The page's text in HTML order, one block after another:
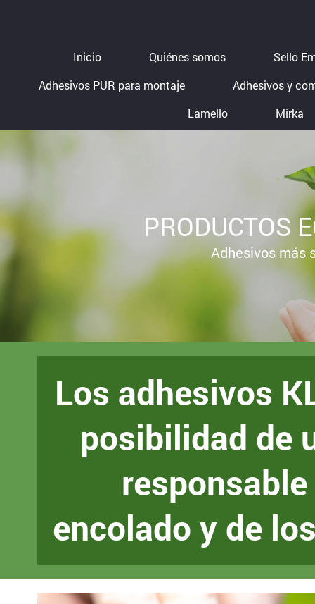
Inicio Quiénes somos
Sello
Adhesivos PUR para montaje
Adhesivos y
Lamello
Mirka
PRODUCTOS
Adhesivos más
Los adhesivos
posibilidad de
encolado y de